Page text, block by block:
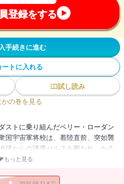
登録をする
手続きに進む
ートに入れる
試し読み
かの巻を見る
ストに乗り組んだペリー・ローダン
国宇宙軍将校は、着陸直前、突如襲
球からの誘導パルスを断たれ、かろ
はそこで、人知を超えた途方もない
巻を超え、現在も刊行中の長大な
もっと見る